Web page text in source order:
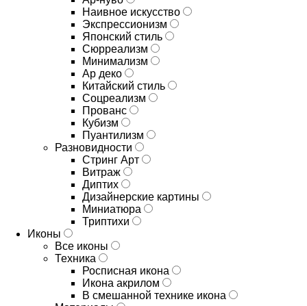
Наивное искусство
Экспрессионизм
Японский стиль
Сюрреализм
Минимализм
Ар деко
Китайский стиль
Соцреализм
Прованс
Кубизм
Пуантилизм
Разновидности
Стринг Арт
Витраж
Диптих
Дизайнерские картины
Миниатюра
Триптихи
Иконы
Все иконы
Техника
Росписная икона
Икона акрилом
В смешанной технике икона